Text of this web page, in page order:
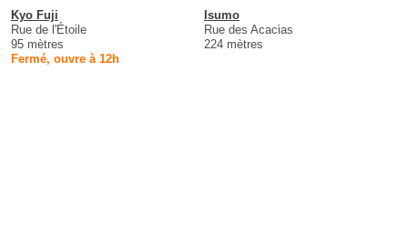
Kyo Fuji
Rue de l'Étoile
95 mètres
Fermé, ouvre à 12h
Isumo
Rue des Acacias
224 mètres